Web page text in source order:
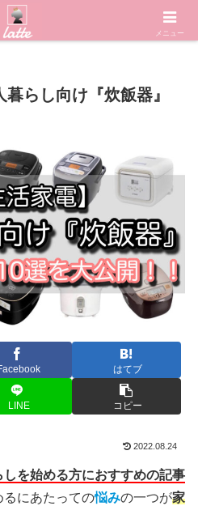
暮らし向け『炊飯器』
はてブ
LINE コピー
2022.08.24
を始める方におすすめの記事
るにあたっての悩みの一つが家
メニュー